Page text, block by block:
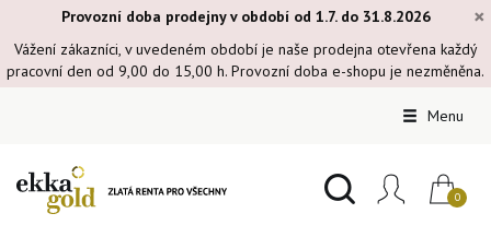
×
Provozní doba prodejny v období od 1.7. do 31.8.2026
Vážení zákazníci, v uvedeném období je naše prodejna otevřena každý
pracovní den od 9,00 do 15,00 h. Provozní doba e-shopu je nezměněna.
Menu